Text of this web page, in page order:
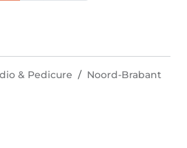
& Pedicure
Noord-Brabant